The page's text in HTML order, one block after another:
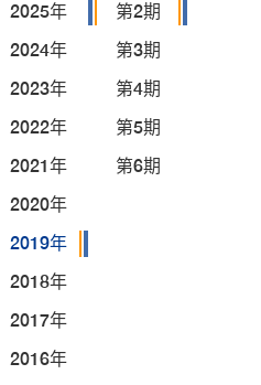
2025年
2024年
2023年
2022年
2021年
2020年
2019年
2018年
2017年
2016年
第2期
第3期
第4期
第5期
第6期